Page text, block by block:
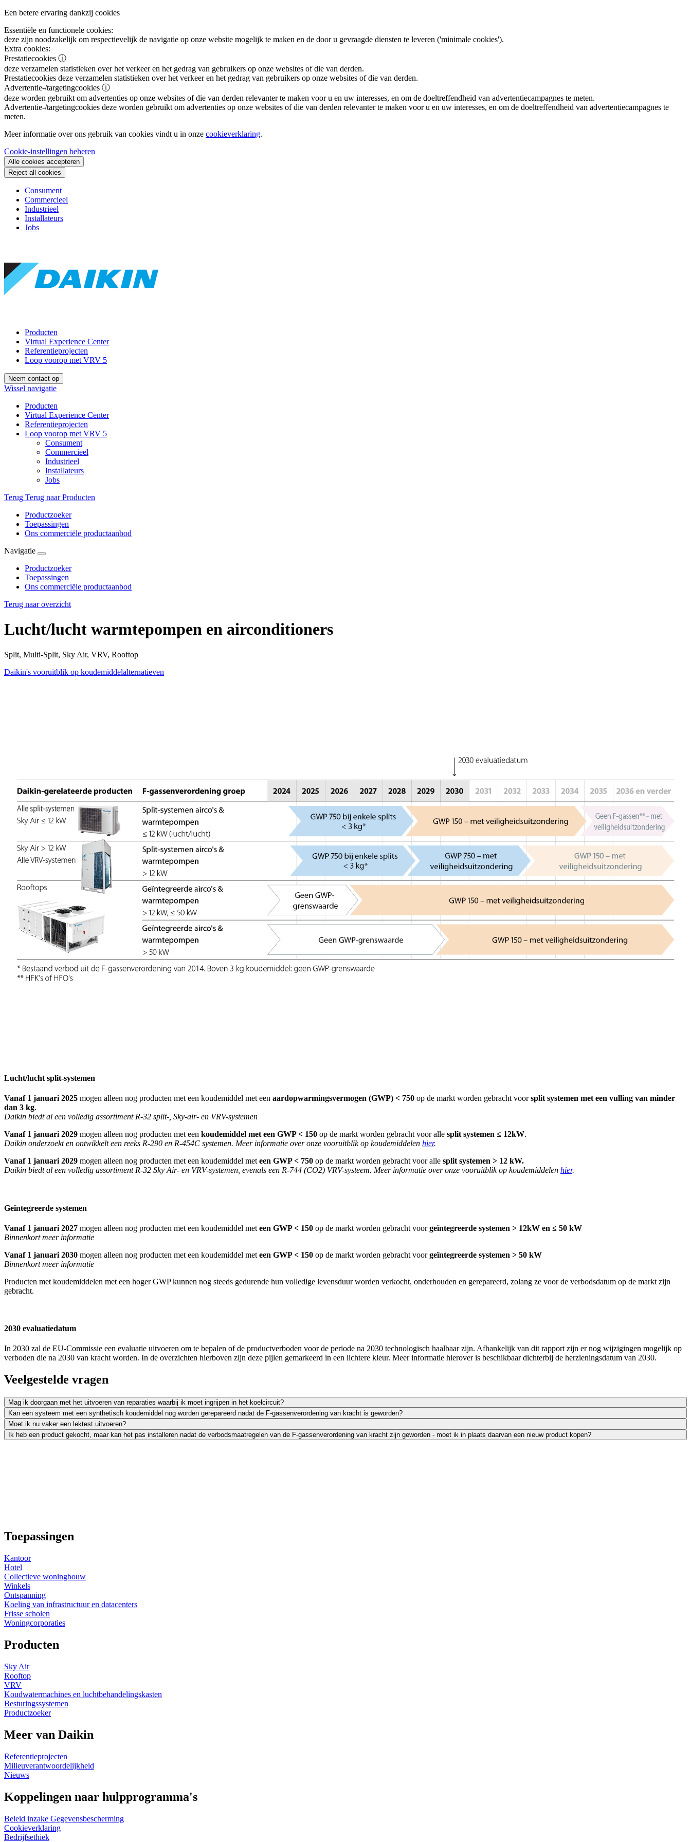
Een betere ervaring dankzij cookies
Essentiële en functionele cookies:
deze zijn noodzakelijk om respectievelijk de navigatie op onze website mogelijk te maken en de door u gevraagde diensten te leveren ('minimale cookies').
Extra cookies:
Prestatiecookies ⓘ
deze verzamelen statistieken over het verkeer en het gedrag van gebruikers op onze websites of die van derden.
Prestatiecookies deze verzamelen statistieken over het verkeer en het gedrag van gebruikers op onze websites of die van derden.
Advertentie-/targetingcookies ⓘ
deze worden gebruikt om advertenties op onze websites of die van derden relevanter te maken voor u en uw interesses, en om de doeltreffendheid van advertentiecampagnes te meten.
Advertentie-/targetingcookies deze worden gebruikt om advertenties op onze websites of die van derden relevanter te maken voor u en uw interesses, en om de doeltreffendheid van advertentiecampagnes te
meten.
Meer informatie over ons gebruik van cookies vindt u in onze cookieverklaring.
Cookie-instellingen beheren
Alle cookies accepteren
Reject all cookies
Consument
Commercieel
Industrieel
Installateurs
Jobs
Producten
Virtual Experience Center
Referentieprojecten
Loop voorop met VRV 5
Neem contact op
Wissel navigatie
Producten
Virtual Experience Center
Referentieprojecten
Loop voorop met VRV 5
Consument
Commercieel
Industrieel
Installateurs
Jobs
Terug Terug naar Producten
Productzoeker
Toepassingen
Ons commerciële productaanbod
Navigatie
Productzoeker
Toepassingen
Ons commerciële productaanbod
Terug naar overzicht
Lucht/lucht warmtepompen en airconditioners
Split, Multi-Split, Sky Air, VRV, Rooftop​
Daikin's vooruitblik op koudemiddelalternatieven
Lucht/lucht split-systemen
Vanaf 1 januari 2025 mogen alleen nog producten met een koudemiddel met een aardopwarmingsvermogen (GWP) < 750 op de markt worden gebracht voorsplit systemen met een vulling van minder
dan 3 kg.​
Daikin biedt al een volledig assortiment R-32 split-, Sky-air- en VRV-systemen
Vanaf 1 januari 2029 mogen alleen nog producten met een koudemiddel met een GWP < 150 op de markt worden gebracht voor alle split systemen ≤ 12kW.​
Daikin onderzoekt en ontwikkelt een reeks R-290 en R-454C systemen. Meer informatie over onze vooruitblik op koudemiddelen hier.
Vanaf 1 januari 2029 mogen alleen nog producten met een koudemiddel meteen GWP < 750 op de markt worden gebracht voor alle split systemen > 12 kW.
Daikin biedt al een volledig assortiment R-32 Sky Air- en VRV-systemen, evenals een R-744 (CO2) VRV-systeem. Meer informatie over onze vooruitblik op koudemiddelen hier.
Geïntegreerde systemen
Vanaf 1 januari 2027 mogen alleen nog producten met een koudemiddel met een GWP < 150 op de markt worden gebracht voorgeïntegreerde systemen > 12kW en ≤ 50 kW
Binnenkort meer informatie
Vanaf 1 januari 2030 mogen alleen nog producten met een koudemiddel met een GWP < 150 op de markt worden gebracht voorgeïntegreerde systemen > 50 kW
Binnenkort meer informatie
Producten met koudemiddelen met een hoger GWP kunnen nog steeds gedurende hun volledige levensduur worden verkocht, onderhouden en gerepareerd, zolang ze voor de verbodsdatum op de markt zijn
gebracht.
2030 evaluatiedatum
In 2030 zal de EU-Commissie een evaluatie uitvoeren om te bepalen of de productverboden voor de periode na 2030 technologisch haalbaar zijn. Afhankelijk van dit rapport zijn er nog wijzigingen mogelijk op
verboden die na 2030 van kracht worden. In de overzichten hierboven zijn deze pijlen gemarkeerd in een lichtere kleur. Meer informatie hierover is beschikbaar dichterbij de herzieningsdatum van 2030.
Veelgestelde vragen
Mag ik doorgaan met het uitvoeren van reparaties waarbij ik moet ingrijpen in het koelcircuit?
Kan een systeem met een synthetisch koudemiddel nog worden gerepareerd nadat de F-gassenverordening van kracht is geworden?
Moet ik nu vaker een lektest uitvoeren?
Ik heb een product gekocht, maar kan het pas installeren nadat de verbodsmaatregelen van de F-gassenverordening van kracht zijn geworden - moet ik in plaats daarvan een nieuw product kopen?
Toepassingen
Kantoor
Hotel
Collectieve woningbouw
Winkels
Ontspanning
Koeling van infrastructuur en datacenters
Frisse scholen
Woningcorporaties
Producten
Sky Air
Rooftop
VRV
Koudwatermachines en luchtbehandelingskasten
Besturingssystemen
Productzoeker
Meer van Daikin
Referentieprojecten
Milieuverantwoordelijkheid
Nieuws
Koppelingen naar hulpprogramma's
Beleid inzake Gegevensbescherming
Cookieverklaring
Bedrijfsethiek